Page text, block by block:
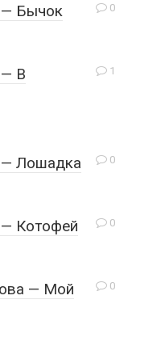
0
— Бычок
1
— В
0
— Лошадка
0
— Котофей
0
— Мой